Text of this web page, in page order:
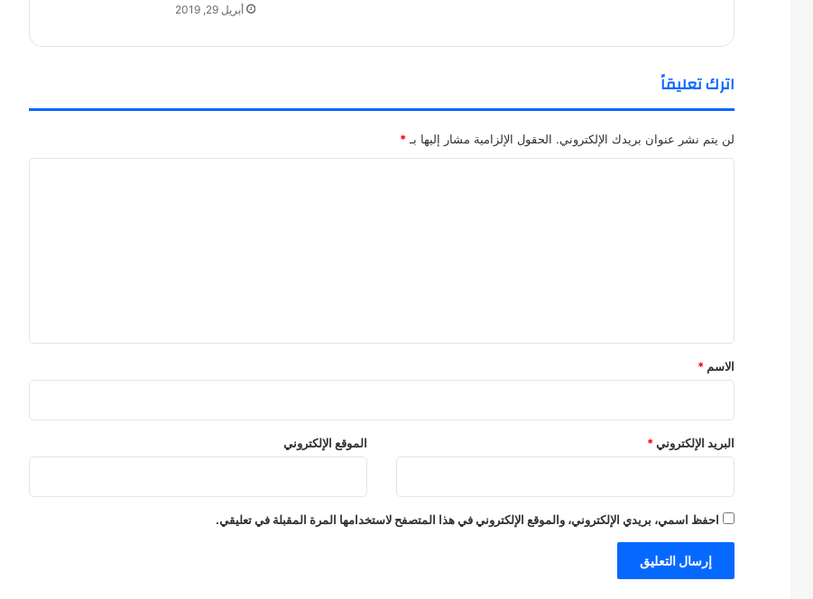
أبريل 29, 2019
اترك تعليقاً
لن يتم نشر عنوان بريدك الإلكتروني. الحقول الإلزامية مشار إليها بـ *
*
الاسم *
البريد الإلكتروني* الموقع الإلكتروني
احفظ اسمي، بريدي الإلكتروني، والموقع الإلكتروني في هذا المتصفح لاستخدامها المرة المقبلة في تعليقي.